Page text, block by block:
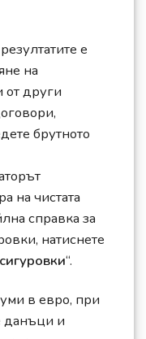
е
на
други
брутното
на чистата
справка за
натиснете
“.
в евро, при
данъци и